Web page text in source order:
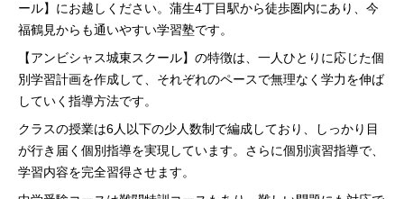
ール】にお越しください。蒲生4丁目駅から徒歩圏内にあり、今
福鶴見からも通いやすい学習塾です。
【アンビシャス城東スクール】の特徴は、一人ひとりに応じた個
別学習計画を作成して、それぞれのペースで無理なく学力を伸ば
していく指導方法です。
クラスの授業は6人以下の少人数制で編成しており、しっかり目
が行き届く個別指導を実現しています。さらに個別演習指導で、
学習内容を完全習得させます。